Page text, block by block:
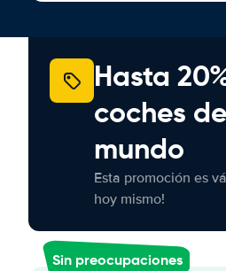
Hasta
coches
mundo
Esta promoción es
hoy mismo!
Sin preocupaciones